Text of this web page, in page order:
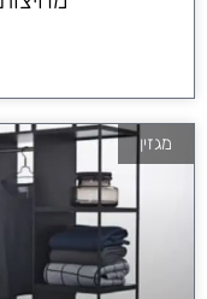
מגזין